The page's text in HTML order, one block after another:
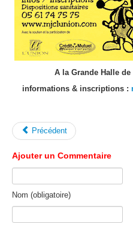
A la Grande Halle
informations & inscriptions :
Précédent
Ajouter un Commentaire
Nom (obligatoire)